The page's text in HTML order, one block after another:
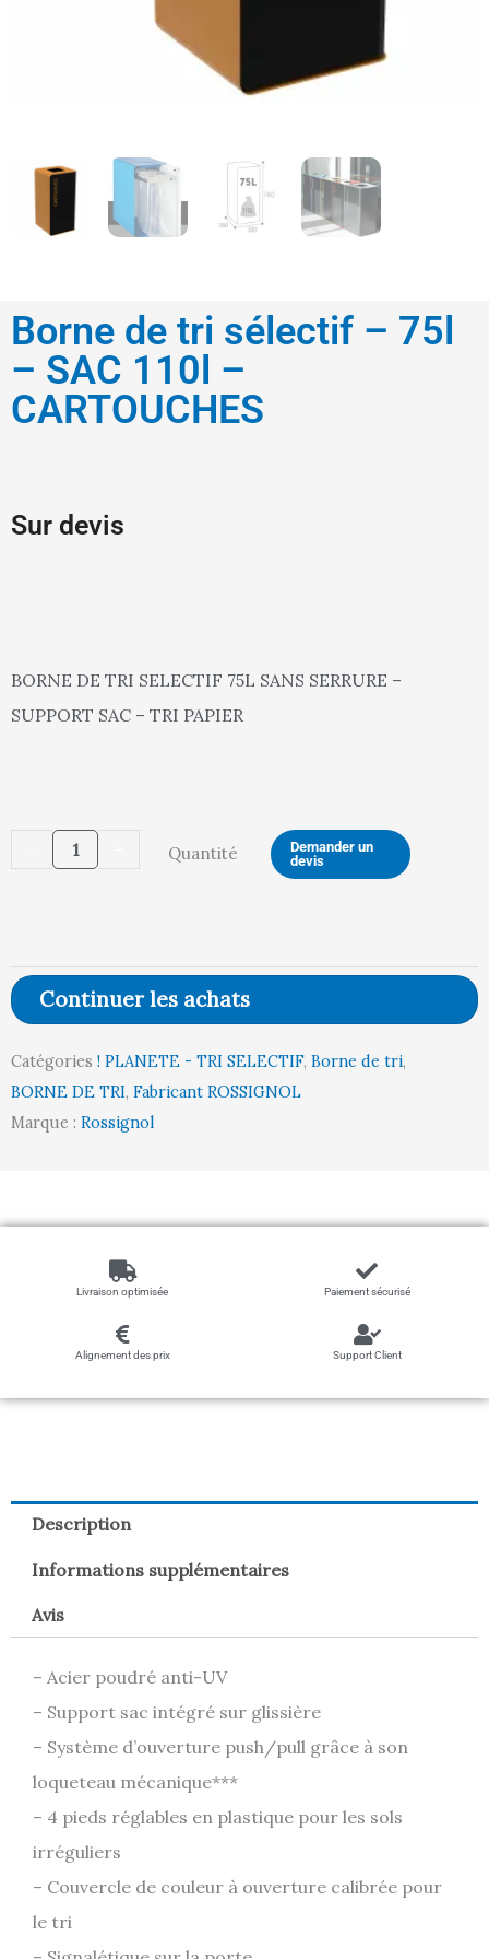
Borne de tri sélectif – 75l
– SAC 110l –
CARTOUCHES
Sur devis
BORNE DE TRI SELECTIF 75L SANS SERRURE –
SUPPORT SAC – TRI PAPIER
quantité
de
tri
sélectif
75l
-
SAC
CARTOUCHES
Quantité
Demander un
devis
Continuer les achats
Catégories ! PLANETE - TRI SELECTIF, Borne de tri,
BORNE DE TRI, Fabricant ROSSIGNOL
Marque : Rossignol
Livraison optimisée Paiement sécurisé
Alignement des prix Support Client
Description
Informations supplémentaires
Avis
– Acier poudré anti-UV
– Support sac intégré sur glissière
– Système d’ouverture push/pull grâce à son
loqueteau mécanique***
– 4 pieds réglables en plastique pour les sols
irréguliers
– Couvercle de couleur à ouverture calibrée pour
le tri